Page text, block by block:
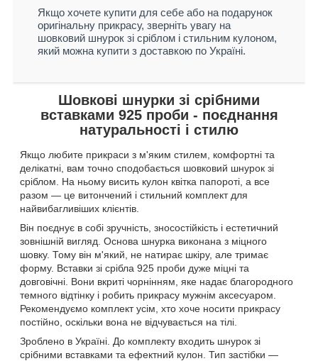
Якщо хочете купити для себе або на подарунок
оригінальну прикрасу, зверніть увагу на
шовковий шнурок зі сріблом і стильним кулоном,
який можна купити з доставкою по Україні.
Шовкові шнурки зі срібними
вставками 925 проби - поєднання
натуральності і стилю
Якщо любите прикраси з м'яким стилем, комфортні та
делікатні, вам точно сподобається шовковий шнурок зі
сріблом. На ньому висить кулон квітка папороті, а все
разом — це витончений і стильний комплект для
найвибагливіших клієнтів.
Він поєднує в собі зручність, зносостійкість і естетичний
зовнішній вигляд. Основа шнурка виконана з міцного
шовку. Тому він м'який, не натирає шкіру, але тримає
форму. Вставки зі срібла 925 проби дуже міцні та
довговічні. Вони вкриті чорнінням, яке надає благородного
темного відтінку і робить прикрасу мужнім аксесуаром.
Рекомендуємо комплект усім, хто хоче носити прикрасу
постійно, оскільки вона не відчувається на тілі.
Зроблено в Україні. До комплекту входить шнурок зі
срібними вставками та ефектний кулон. Тип застібки —